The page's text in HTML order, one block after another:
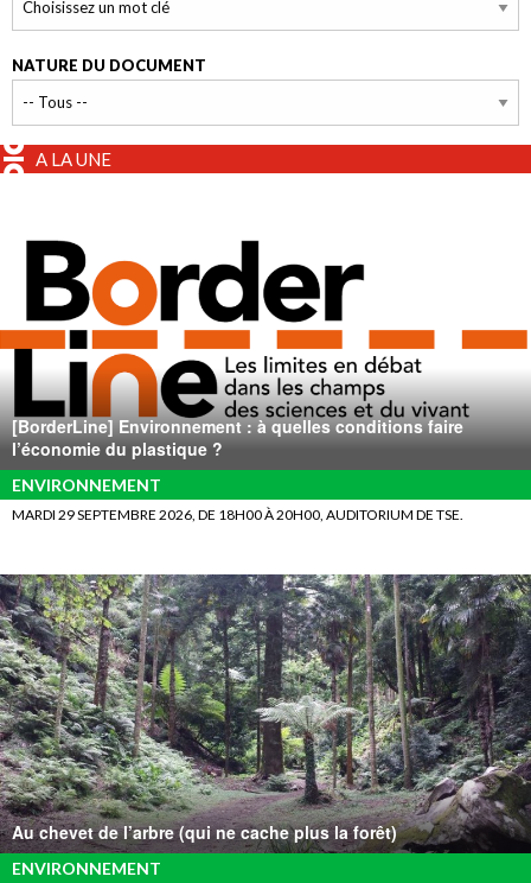
NATURE DU DOCUMENT
A LA UNE
[BorderLine] Environnement : à quelles conditions faire
l’économie du plastique ?
ENVIRONNEMENT
MARDI 29 SEPTEMBRE 2026, DE 18H00 À 20H00, AUDITORIUM DE TSE.
Au chevet de l’arbre (qui ne cache plus la forêt)
ENVIRONNEMENT